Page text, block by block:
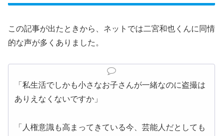
この記事が出たときから、ネットでは二宮和也くんに同情
的な声が多くありました。
「私生活でしかも小さなお子さんが一緒なのに盗撮は
ありえなくないですか」
「人権意識も高まってきている今、芸能人だとしても